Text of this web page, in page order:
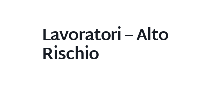
Lavoratori – Alto
Rischio